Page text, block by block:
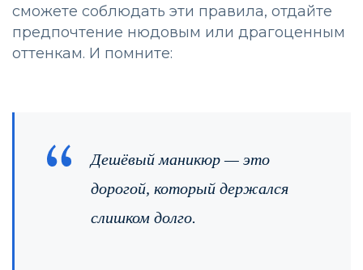
сможете соблюдать эти правила, отдайте
предпочтение нюдовым или драгоценным
оттенкам. И помните:
Дешёвый маникюр — это
дорогой, который держался
слишком долго.